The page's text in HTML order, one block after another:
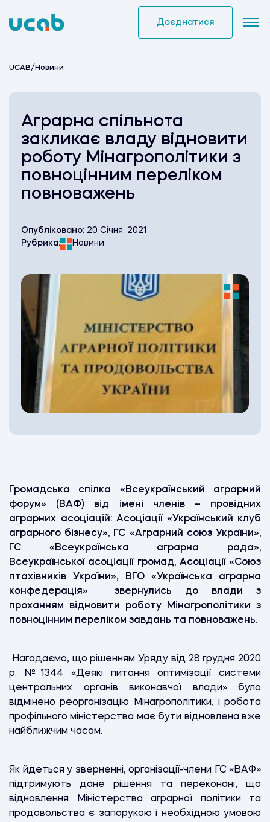
to
Доєднатися
UCAB/ Новини
Аграрна спільнота
закликає владу відновити
роботу Мінагрополітики з
повноцінним переліком
повноважень
Опубліковано: 20 Січня, 2021
Рубрика:
Новини
Громадська спілка «Всеукраїнський аграрний
форум» (ВАФ) від імені членів – провідних
аграрних асоціацій: Асоціації «Український клуб
аграрного бізнесу», ГС «Аграрний союз України»,
ГС «Всеукраїнська аграрна рада»,
Всеукраїнської асоціації громад, Асоціації «Союз
птахівників України», ВГО «Українська аграрна
конфедерація» звернулись до влади з
проханням відновити роботу Мінагрополітики з
повноцінним переліком завдань та повноважень.
Нагадаємо, що рішенням Уряду від 28 грудня 2020
р. №1344 «Деякі питання оптимізації системи
центральних органів виконавчої влади» було
відмінено реорганізацію Мінагрополітики, і робота
профільного міністерства має бути відновлена вже
найближчим часом.
Як йдеться у зверненні, організації-члени ГС «ВАФ»
підтримують дане рішення та переконані, що
відновлення Міністерства аграрної політики та
продовольства є запорукою і необхідною умовою